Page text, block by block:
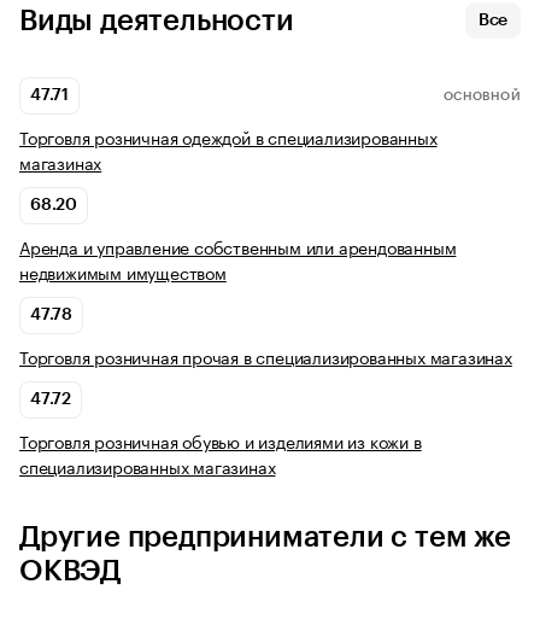
Виды деятельности Все
47.71 ОСНОВНОЙ
Торговля розничная одеждой в специализированных
магазинах
68.20
Аренда и управление собственным или арендованным
недвижимым имуществом
47.78
Торговля розничная прочая в специализированных магазинах
47.72
Торговля розничная обувью и изделиями из кожи в
специализированных магазинах
Другие предприниматели с тем же
ОКВЭД